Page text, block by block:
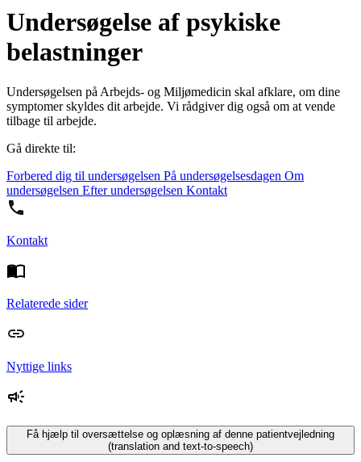
Undersøgelse af psykiske
belastninger
Undersøgelsen på Arbejds- og Miljømedicin skal afklare, om dine
symptomer skyldes dit arbejde. Vi rådgiver dig også om at vende
tilbage til arbejde.
Gå direkte til:
Forbered dig til undersøgelsen På undersøgelsesdagen Om
undersøgelsen Efter undersøgelsen Kontakt
Kontakt
Relaterede sider
Nyttige links
Få hjælp til oversættelse og oplæsning af denne patientvejledning
(translation and text-to-speech)